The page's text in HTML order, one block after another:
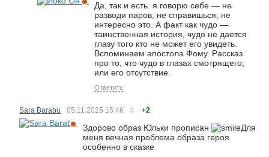
Да, так и есть. я говорю себе — не
разводи паров, не справишься, не
интересно это. А факт как чудо —
таинственная история, чудо не дается
глазу того кто не может его увидеть.
Вспоминаем апостола Фому. Рассказ
про то, что чудо в глазах смотрящего,
или его отсутствие.
Ответить
Sara Barabu 05.11.2025 15:46 # +2
Здорово образ Юльки прописан
Для
меня вечная проблема образа героя
особенно в сказке